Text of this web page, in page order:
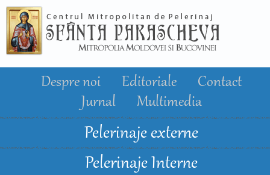
conţinutul
principal
Despre noi Editoriale
Contact
Jurnal
Multimedia
Pelerinaje externe
Pelerinaje Interne